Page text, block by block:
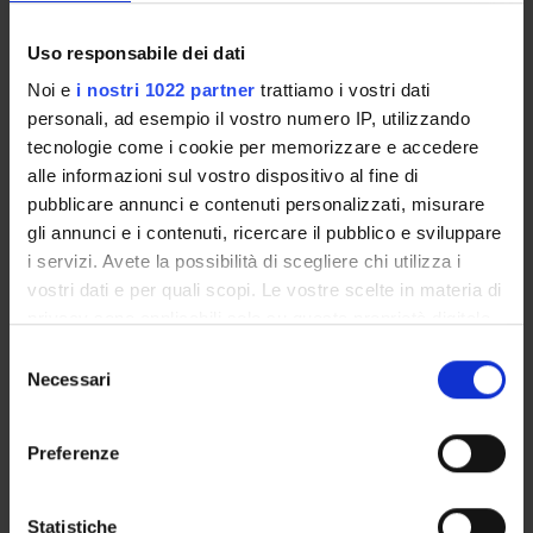
Uso responsabile dei dati
Noi e i nostri 1022 partner trattiamo i vostri dati
personali, ad esempio il vostro numero IP, utilizzando
tecnologie come i cookie per memorizzare e accedere
alle informazioni sul vostro dispositivo al fine di
pubblicare annunci e contenuti personalizzati, misurare
gli annunci e i contenuti, ricercare il pubblico e sviluppare
i servizi. Avete la possibilità di scegliere chi utilizza i
vostri dati e per quali scopi. Le vostre scelte in materia di
modificare o revocare il proprio consenso in qualsiasi
momento dalla Dichiarazione sui cookie o facendo clic
raccogliere informazioni sulla tua posizione
delNecessari
Preferenze
Statistiche
Academic Calendar
Degree Programme
Exam calendar
Notices
Thesis and internship proposals
Governing bodies
Faculty staff
STUDYING
People